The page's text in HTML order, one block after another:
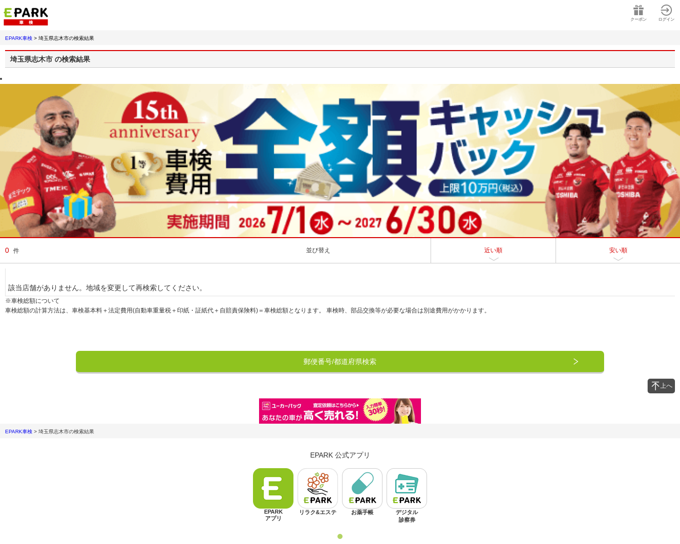
クーポン ログイン
EPARK車検 > 埼玉県志木市の検索結果
埼玉県志木市 の検索結果
0 件 並び替え 近い順 安い順
該当店舗がありません。地域を変更して再検索してください。
※車検総額について
車検総額の計算方法は、車検基本料＋法定費用(自動車重量税＋印紙・証紙代＋自賠責保険料)＝車検総額となります。 車検時、部品交換等が必要な場合は別途費用がかかります。
郵便番号/都道府県検索
上へ
EPARK車検 > 埼玉県志木市の検索結果